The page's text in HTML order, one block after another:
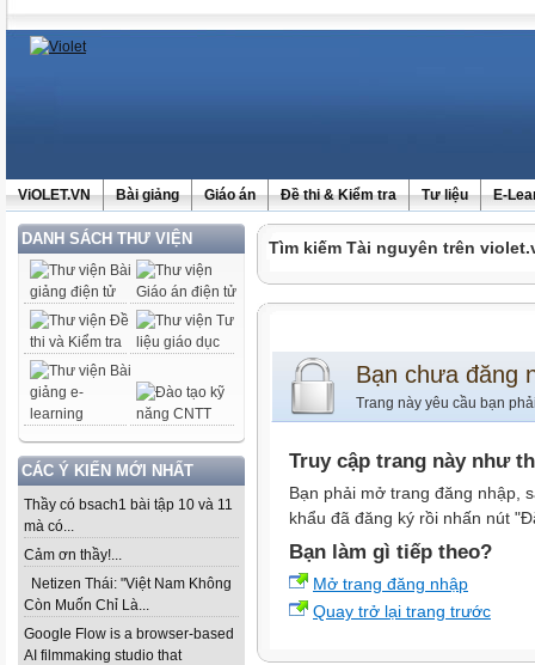
ViOLET.VN Bài giảng Giáo án Đề thi & Kiểm tra Tư liệu E-
DANH SÁCH THƯ VIỆN
CÁC Ý KIẾN MỚI NHẤT
Thầy có bsach1 bài tập 10 và 11
mà có...
Cảm ơn thầy!...
Netizen Thái: "Việt Nam Không
Còn Muốn Chỉ Là...
Google Flow is a browser-based
AI filmmaking studio that
Tìm kiếm Tài nguyên trên
Bạn chưa đăng
Trang này yêu cầu bạn
Truy cập trang này như
Bạn phải mở trang đăng nhập,
khẩu đã đăng ký rồi nhấn nút
Bạn làm gì tiếp theo?
Mở trang đăng nhập
Quay trở lại trang trước